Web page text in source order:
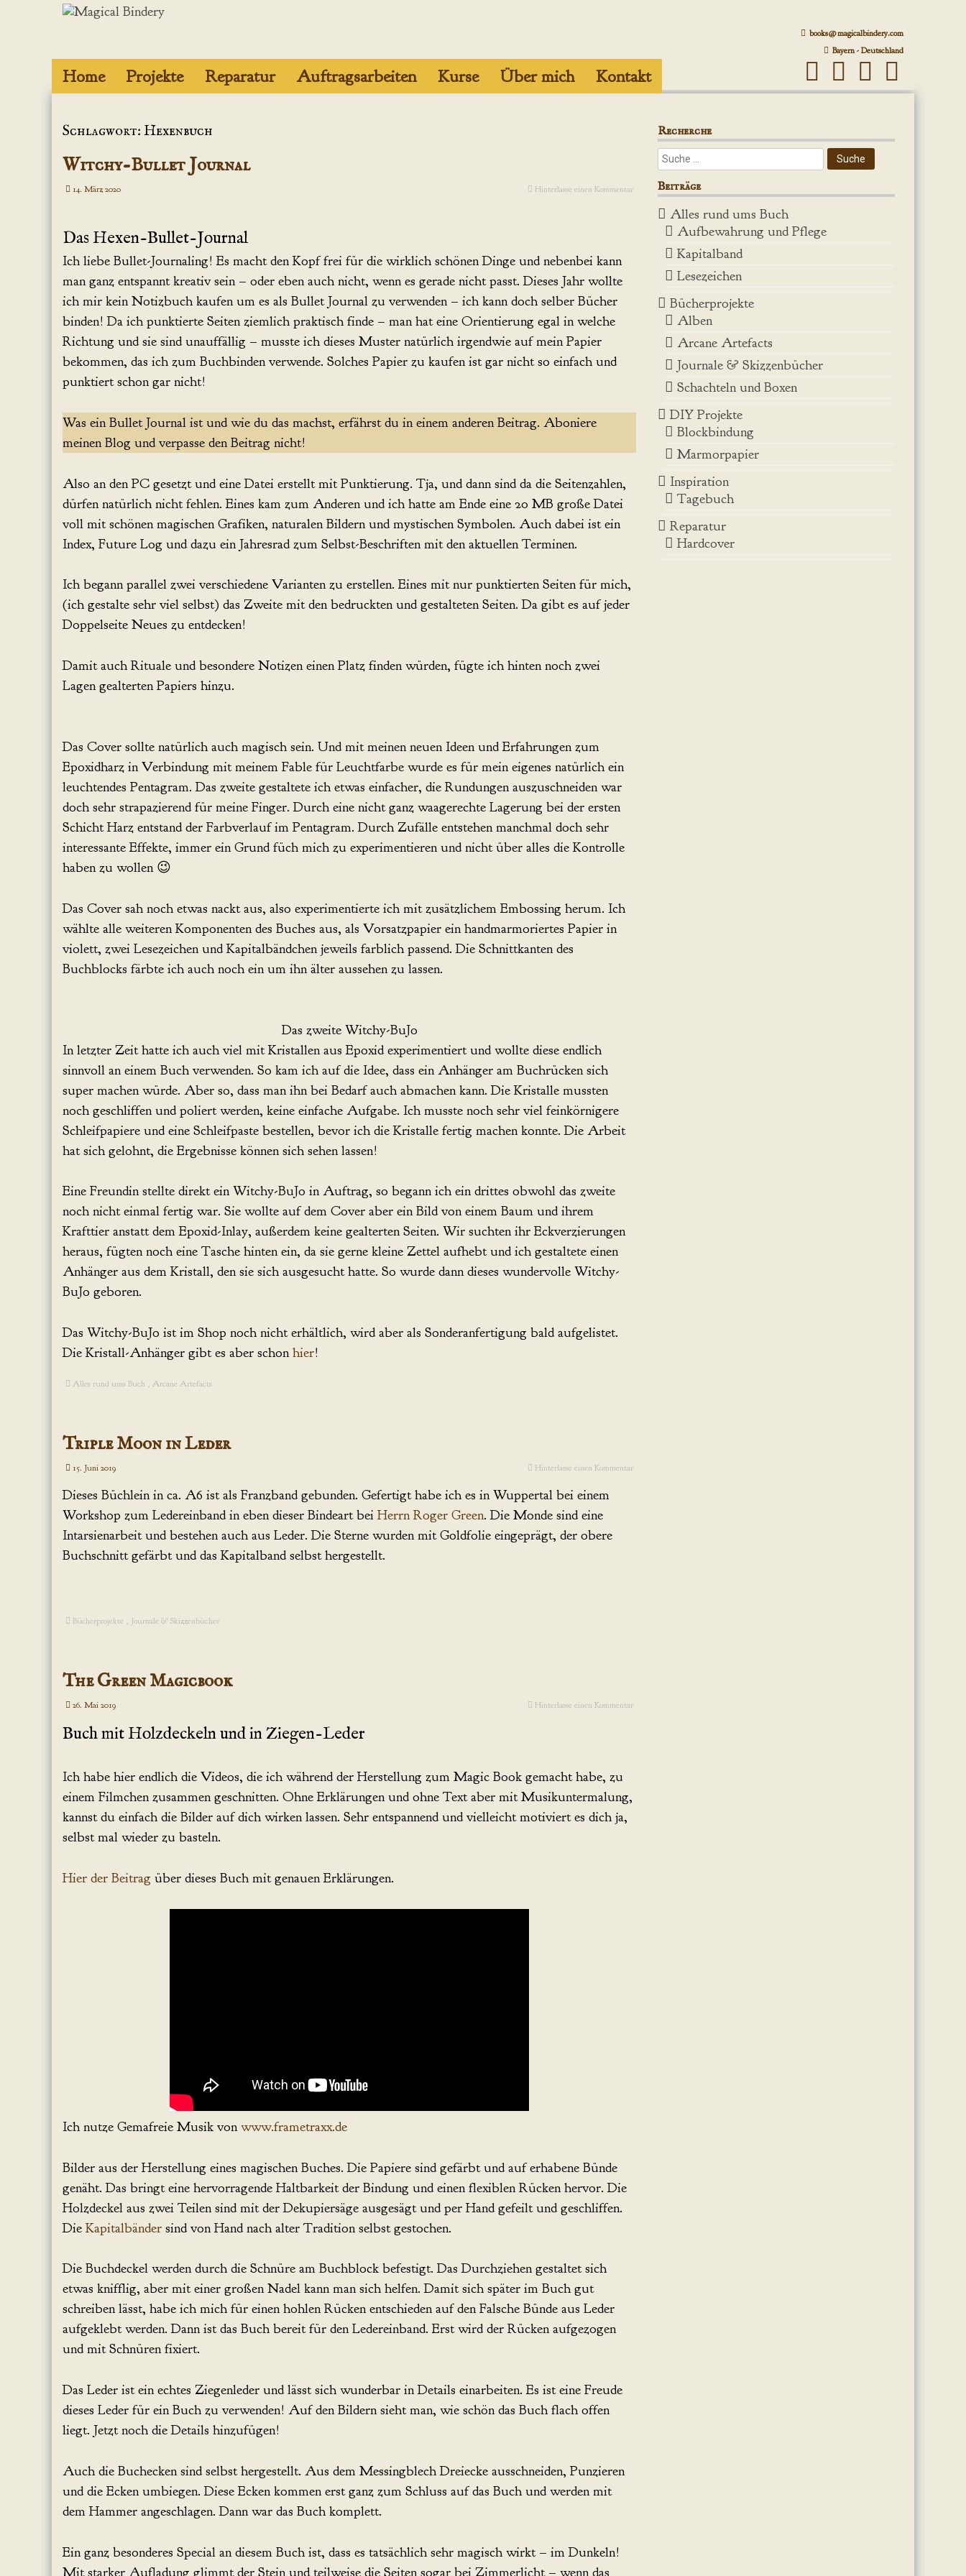
books@magicalbindery.com
Bayern - Deutschland
Home
Projekte
Epoxidharz
Figuren aus
Polymere Clay
Grimoires
Boxen und
Schachteln
Reparatur Auftragsarbeiten Kurse Über mich Kontakt
Schlagwort: Hexenbuch
Witchy-Bullet Journal
14. März 2020 Hinterlasse einen Kommentar
Das Hexen-Bullet-Journal
Ich liebe Bullet-Journaling! Es macht den Kopf frei für die wirklich schönen Dinge und nebenbei kann
man ganz entspannt kreativ sein – oder eben auch nicht, wenn es gerade nicht passt. Dieses Jahr wollte
ich mir kein Notizbuch kaufen um es als Bullet Journal zu verwenden – ich kann doch selber Bücher
binden! Da ich punktierte Seiten ziemlich praktisch finde – man hat eine Orientierung egal in welche
Richtung und sie sind unauffällig – musste ich dieses Muster natürlich irgendwie auf mein Papier
bekommen, das ich zum Buchbinden verwende. Solches Papier zu kaufen ist gar nicht so einfach und
punktiert schon gar nicht!
Was ein Bullet Journal ist und wie du das machst, erfährst du in einem anderen Beitrag. Aboniere
meinen Blog und verpasse den Beitrag nicht!
Also an den PC gesetzt und eine Datei erstellt mit Punktierung. Tja, und dann sind da die Seitenzahlen,
dürfen natürlich nicht fehlen. Eines kam zum Anderen und ich hatte am Ende eine 20 MB große Datei
voll mit schönen magischen Grafiken, naturalen Bildern und mystischen Symbolen. Auch dabei ist ein
Index, Future Log und dazu ein Jahresrad zum Selbst-Beschriften mit den aktuellen Terminen.
Ich begann parallel zwei verschiedene Varianten zu erstellen. Eines mit nur punktierten Seiten für mich,
(ich gestalte sehr viel selbst) das Zweite mit den bedruckten und gestalteten Seiten. Da gibt es auf jeder
Doppelseite Neues zu entdecken!
Damit auch Rituale und besondere Notizen einen Platz finden würden, fügte ich hinten noch zwei
Lagen gealterten Papiers hinzu.
Das Cover sollte natürlich auch magisch sein. Und mit meinen neuen Ideen und Erfahrungen zum
Epoxidharz in Verbindung mit meinem Fable für Leuchtfarbe wurde es für mein eigenes natürlich ein
leuchtendes Pentagram. Das zweite gestaltete ich etwas einfacher, die Rundungen auszuschneiden war
doch sehr strapazierend für meine Finger. Durch eine nicht ganz waagerechte Lagerung bei der ersten
Schicht Harz entstand der Farbverlauf im Pentagram. Durch Zufälle entstehen manchmal doch sehr
interessante Effekte, immer ein Grund füch mich zu experimentieren und nicht über alles die Kontrolle
haben zu wollen 😉
Das Cover sah noch etwas nackt aus, also experimentierte ich mit zusätzlichem Embossing herum. Ich
wählte alle weiteren Komponenten des Buches aus, als Vorsatzpapier ein handmarmoriertes Papier in
violett, zwei Lesezeichen und Kapitalbändchen jeweils farblich passend. Die Schnittkanten des
Buchblocks färbte ich auch noch ein um ihn älter aussehen zu lassen.
Das zweite Witchy-BuJo
In letzter Zeit hatte ich auch viel mit Kristallen aus Epoxid experimentiert und wollte diese endlich
sinnvoll an einem Buch verwenden. So kam ich auf die Idee, dass ein Anhänger am Buchrücken sich
super machen würde. Aber so, dass man ihn bei Bedarf auch abmachen kann. Die Kristalle mussten
noch geschliffen und poliert werden, keine einfache Aufgabe. Ich musste noch sehr viel feinkörnigere
Schleifpapiere und eine Schleifpaste bestellen, bevor ich die Kristalle fertig machen konnte. Die Arbeit
hat sich gelohnt, die Ergebnisse können sich sehen lassen!
Eine Freundin stellte direkt ein Witchy-BuJo in Auftrag, so begann ich ein drittes obwohl das zweite
noch nicht einmal fertig war. Sie wollte auf dem Cover aber ein Bild von einem Baum und ihrem
Krafttier anstatt dem Epoxid-Inlay, außerdem keine gealterten Seiten. Wir suchten ihr Eckverzierungen
heraus, fügten noch eine Tasche hinten ein, da sie gerne kleine Zettel aufhebt und ich gestaltete einen
Anhänger aus dem Kristall, den sie sich ausgesucht hatte. So wurde dann dieses wundervolle Witchy-
BuJo geboren.
Das Witchy-BuJo ist im Shop noch nicht erhältlich, wird aber als Sonderanfertigung bald aufgelistet.
Die Kristall-Anhänger gibt es aber schonhier!
Alles rund ums Buch , Arcane Artefacts
Triple Moon in Leder
15. Juni 2019 Hinterlasse einen Kommentar
Dieses Büchlein in ca. A6 ist als Franzband gebunden. Gefertigt habe ich es in Wuppertal bei einem
Workshop zum Ledereinband in eben dieser Bindeart bei Herrn Roger Green. Die Monde sind eine
Intarsienarbeit und bestehen auch aus Leder. Die Sterne wurden mit Goldfolie eingeprägt, der obere
Buchschnitt gefärbt und das Kapitalband selbst hergestellt.
Bücherprojekte , Journale & Skizzenbücher
The Green Magicbook
26. Mai 2019 Hinterlasse einen Kommentar
Buch mit Holzdeckeln und in Ziegen-Leder
Ich habe hier endlich die Videos, die ich während der Herstellung zum Magic Book gemacht habe, zu
einem Filmchen zusammen geschnitten. Ohne Erklärungen und ohne Text aber mit Musikuntermalung,
kannst du einfach die Bilder auf dich wirken lassen. Sehr entspannend und vielleicht motiviert es dich ja,
selbst mal wieder zu basteln.
Hier der Beitrag über dieses Buch mit genauen Erklärungen.
Ich nutze Gemafreie Musik vonwww.frametraxx.de
Bilder aus der Herstellung eines magischen Buches. Die Papiere sind gefärbt und auf erhabene Bünde
genäht. Das bringt eine hervorragende Haltbarkeit der Bindung und einen flexiblen Rücken hervor. Die
Holzdeckel aus zwei Teilen sind mit der Dekupiersäge ausgesägt und per Hand gefeilt und geschliffen.
Die Kapitalbänder sind von Hand nach alter Tradition selbst gestochen.
Die Buchdeckel werden durch die Schnüre am Buchblock befestigt. Das Durchziehen gestaltet sich
etwas knifflig, aber mit einer großen Nadel kann man sich helfen. Damit sich später im Buch gut
schreiben lässt, habe ich mich für einen hohlen Rücken entschieden auf den Falsche Bünde aus Leder
aufgeklebt werden. Dann ist das Buch bereit für den Ledereinband. Erst wird der Rücken aufgezogen
und mit Schnüren fixiert.
Das Leder ist ein echtes Ziegenleder und lässt sich wunderbar in Details einarbeiten. Es ist eine Freude
dieses Leder für ein Buch zu verwenden! Auf den Bildern sieht man, wie schön das Buch flach offen
liegt. Jetzt noch die Details hinzufügen!
Auch die Buchecken sind selbst hergestellt. Aus dem Messingblech Dreiecke ausschneiden, Punzieren
und die Ecken umbiegen. Diese Ecken kommen erst ganz zum Schluss auf das Buch und werden mit
dem Hammer angeschlagen. Dann war das Buch komplett.
Ein ganz besonderes Special an diesem Buch ist, dass es tatsächlich sehr magisch wirkt – im Dunkeln!
Mit starker Aufladung glimmt der Stein und teilweise die Seiten sogar bei Zimmerlicht – wenn das
Recherche
Beiträge
Alles rund ums Buch
Aufbewahrung und Pflege
Kapitalband
Lesezeichen
Bücherprojekte
Alben
Arcane Artefacts
Journale & Skizzenbücher
Schachteln und Boxen
DIY Projekte
Blockbindung
Marmorpapier
Inspiration
Tagebuch
Reparatur
Hardcover